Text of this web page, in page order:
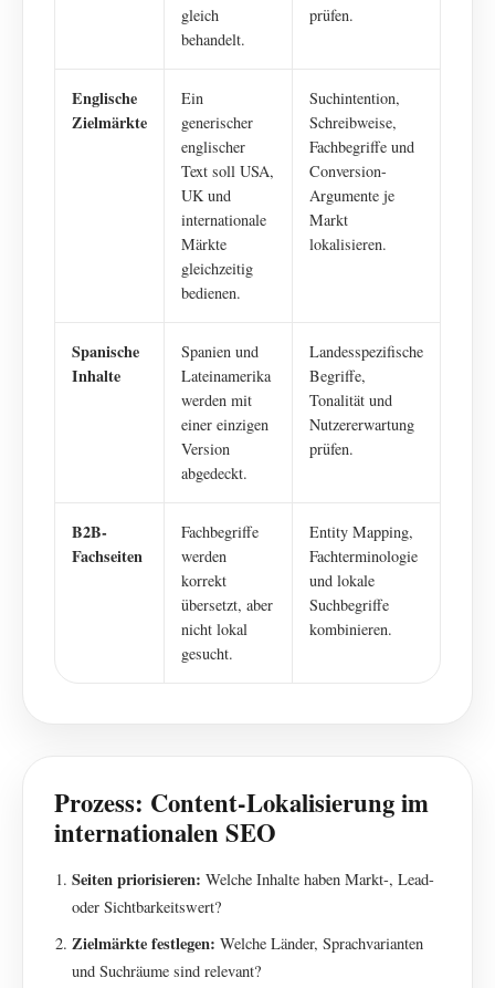
gleich
behandelt.
prüfen.
Englische
Zielmärkte
Ein
generischer
englischer
Text soll USA,
UK und
internationale
Märkte
gleichzeitig
bedienen.
Suchintention,
Schreibweise,
Fachbegriffe und
Conversion-
Argumente je
Markt
lokalisieren.
Spanische
Inhalte
Spanien und
Lateinamerika
werden mit
einer einzigen
Version
abgedeckt.
Landesspezifische
Begriffe,
Tonalität und
Nutzererwartung
prüfen.
B2B-
Fachseiten
Fachbegriffe
werden
korrekt
übersetzt, aber
nicht lokal
gesucht.
Entity Mapping,
Fachterminologie
und lokale
Suchbegriffe
kombinieren.
Prozess: Content-Lokalisierung im
internationalen SEO
Seiten priorisieren: Welche Inhalte haben Markt-, Lead-
oder Sichtbarkeitswert?
Zielmärkte festlegen: Welche Länder, Sprachvarianten
und Suchräume sind relevant?